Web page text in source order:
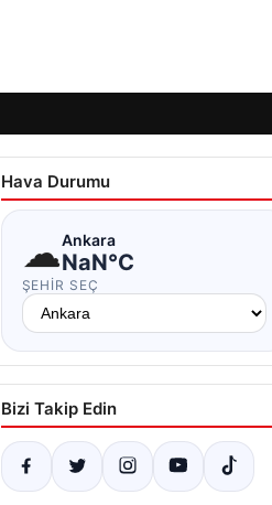
Hava Durumu
☁Ankara
NaN°C
ŞEHIR SEÇ
Bizi Takip Edin